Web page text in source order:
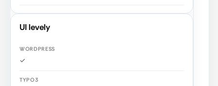
UI levely
✓